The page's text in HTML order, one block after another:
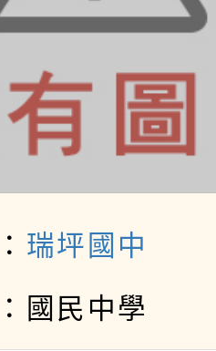
瑞坪國中
國民中學